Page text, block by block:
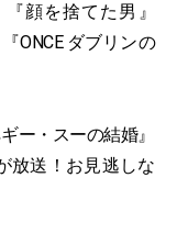
顔を捨てた男』
ONCE ダブリンの
ー・スーの結婚』
放送！お見逃しな